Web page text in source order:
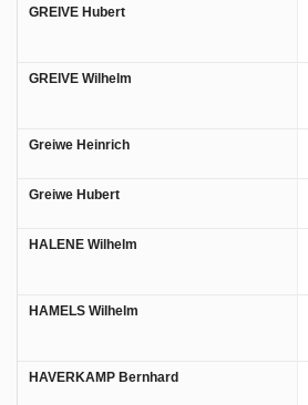
GREIVE Hubert
GREIVE Wilhelm
Greiwe Heinrich
Greiwe Hubert
HALENE Wilhelm
HAMELS Wilhelm
HAVERKAMP Bernhard